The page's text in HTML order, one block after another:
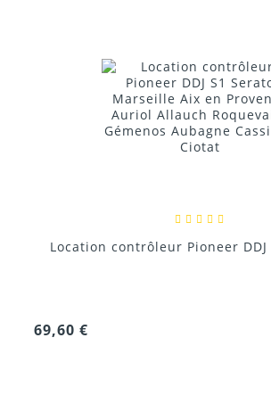
Location contrôleur Pioneer DDJ
69,60 €